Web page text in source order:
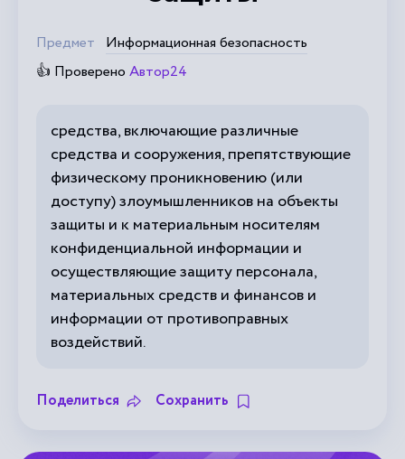
Предмет
Информационная безопасность
👍 Проверено Автор24
средства, включающие различные
средства и сооружения, препятствующие
физическому проникновению (или
доступу) злоумышленников на объекты
защиты и к материальным носителям
конфиденциальной информации и
осуществляющие защиту персонала,
материальных средств и финансов и
информации от противоправных
воздействий.
Поделиться Сохранить